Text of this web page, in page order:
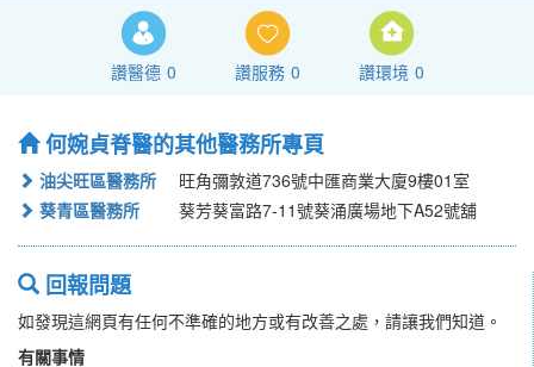
讚醫德 0 讚服務 0 讚環境 0
何婉貞脊醫的其他醫務所專頁
油尖旺區醫務所
旺角彌敦道736號中匯商業大廈9樓01室
葵青區醫務所
葵芳葵富路7-11號葵涌廣場地下A52號舖
回報問題
如發現這網頁有任何不準確的地方或有改善之處，請讓我們知道。
有關事情